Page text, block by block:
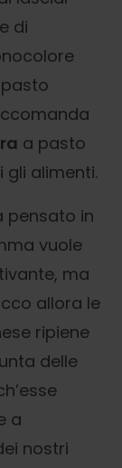
di
a pasto
alimenti.
pensato in
vuole
ma
allora le
ripiene
delle
a
nostri